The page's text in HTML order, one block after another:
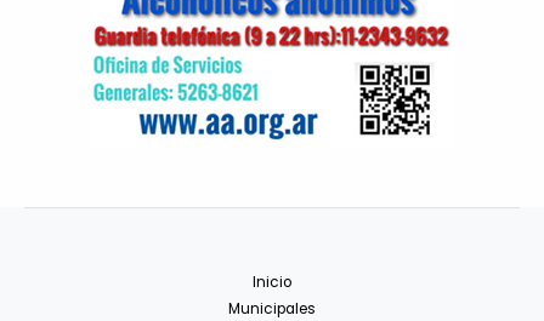
Inicio
Municipales